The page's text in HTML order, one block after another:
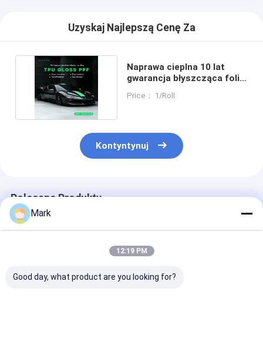
Uzyskaj Najlepszą Cenę Za
Naprawa cieplna 10 lat
gwarancja błyszcząca folia
Price： 1/Roll
Kontyntynuj
Polecane Produkty
Mark
12:19 PM
Good day, what product are you looking for?